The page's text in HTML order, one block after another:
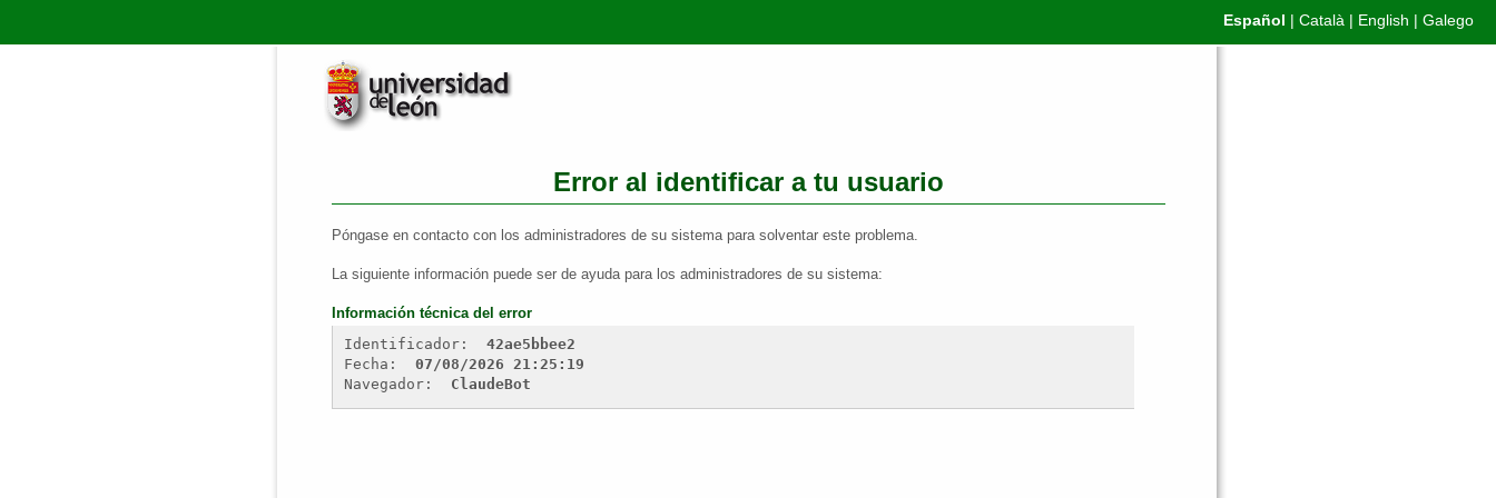
Español | Català | English | Galego
Error al identificar a tu usuario
Póngase en contacto con los administradores de su sistema para solventar este problema.
La siguiente información puede ser de ayuda para los administradores de su sistema:
Información técnica del error
Identificador:
42ae5bbee2
Fecha:
07/08/2026 21:25:19
Navegador:
ClaudeBot